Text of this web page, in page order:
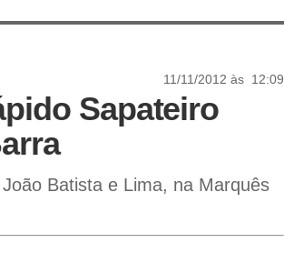
11/11/2012 às 12:09
Sapateiro
Batista e Lima, na Marquês